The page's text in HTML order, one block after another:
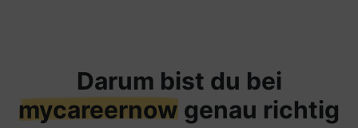
Darum bist du bei
mycareernow genau richtig